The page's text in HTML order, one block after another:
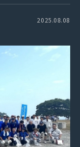
2025.08.08